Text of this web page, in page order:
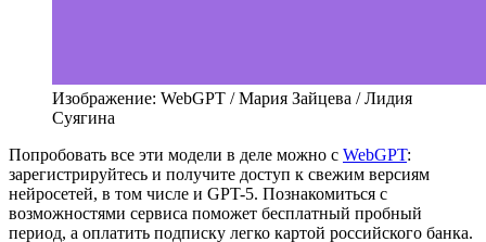
Изображение: WebGPT / Мария Зайцева / Лидия
Суягина
Попробовать все эти модели в деле можно с WebGPT:
зарегистрируйтесь и получите доступ к свежим версиям
нейросетей, в том числе и GPT-5. Познакомиться с
возможностями сервиса поможет бесплатный пробный
период, а оплатить подписку легко картой российского банка.